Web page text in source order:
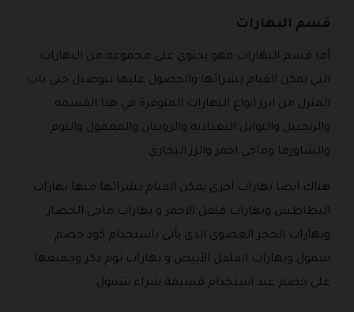
قسم البهارات
أما قسم البهارات فهو يحتوي على مجموعه من البهارات
التي يمكن القيام بشرائها والحصول عليها بتوصيل حتى باب
المنزل من ابرز انواع البهارات المتوفرة في هذا القسمه
والزنجبيل والتوابل البغداديه والروبيان والمعمول والثوم
والشاورما وماجي احمر والرز البخاري .
هناك ايضا بهارات أخرى يمكن القيام بشرائها منها بهارات
البطاطس وبهارات فلفل الاحمر و بهارات ماجي الخضار
وبهارات الحجر العضوي الذي يأتي باستخدام كود خصم
شمول وبهارات الفلفل الأبيض و بهارات ثوم ذكر وجميعها
على خصم عند استخدام قسيمة شراء شمول .